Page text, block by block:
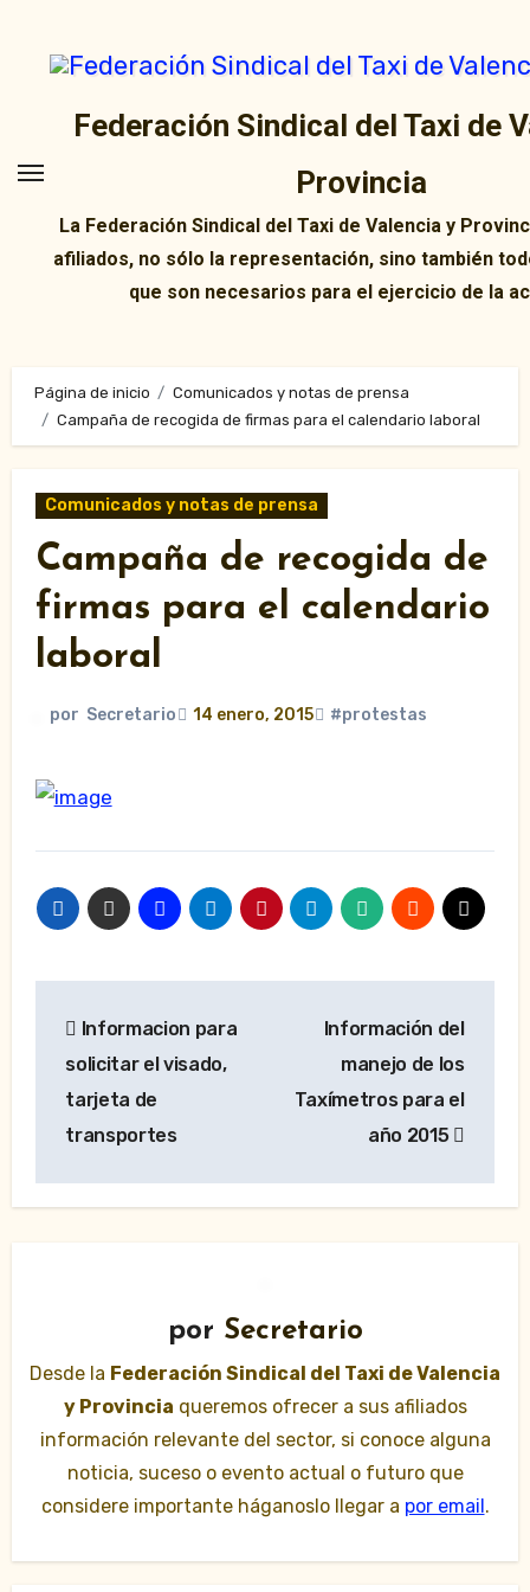
contenido
Federación Sindical del Taxi de
Provincia
La Federación Sindical del Taxi de Valencia y
afiliados, no sólo la representación, sino también
que son necesarios para el ejercicio de la
Página de inicio
Comunicados y notas de prensa
Campaña de recogida de firmas para el calendario laboral
Comunicados y notas de prensa
Campaña de recogida de
firmas para el calendario
laboral
por Secretario 14 enero, 2015 #protestas
de
entradas
Informacion para
solicitar el visado,
tarjeta de
transportes
Información del
manejo de los
Taxímetros para el
año 2015
por Secretario
Desde la Federación Sindical del Taxi de Valencia
y Provincia queremos ofrecer a sus afiliados
información relevante del sector, si conoce alguna
noticia, suceso o evento actual o futuro que
considere importante háganoslo llegar a por email .